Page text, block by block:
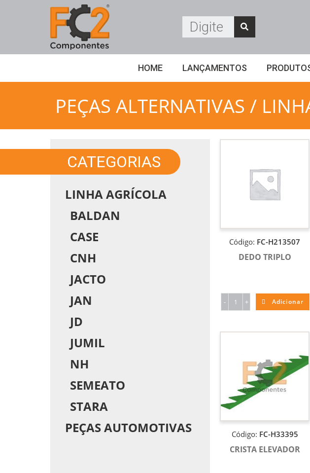
HOME LANÇAMENTOS
PEÇAS ALTERNATIVAS /
LINHA AGRÍCOLA
BALDAN
CASE
CNH
JACTO
JAN
JD
JUMIL
NH
SEMEATO
STARA
PEÇAS AUTOMOTIVAS
CATEGORIAS
- +
Código: FC-H213507
DEDO TRIPLO
Adicionar
Código: FC-H33395
CRISTA ELEVADOR